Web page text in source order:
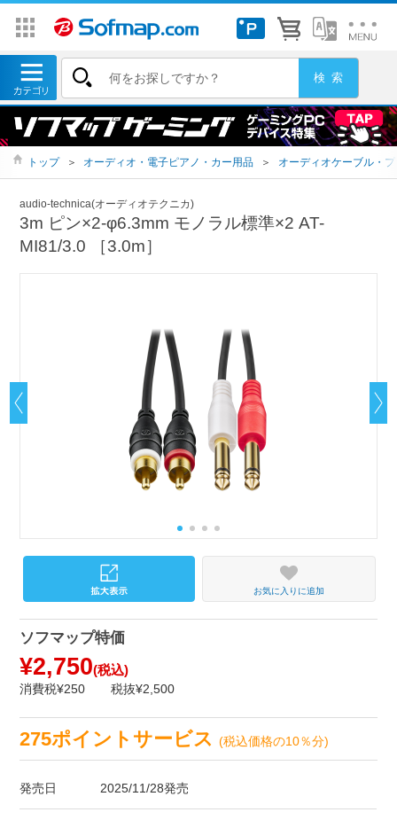
トップ ＞ オーディオ・電子ピアノ・カー用品 ＞ オーディオケーブル・
audio-technica(オーディオテクニカ)
3m ピン×2-φ6.3mm モノラル標準×2 AT-
MI81/3.0 ［3.0m］
お気に入りに追加
ソフマップ特価
¥2,750(税込)
消費税¥250 税抜¥2,500
275ポイントサービス(税込価格の10％分)
発売日 2025/11/28発売